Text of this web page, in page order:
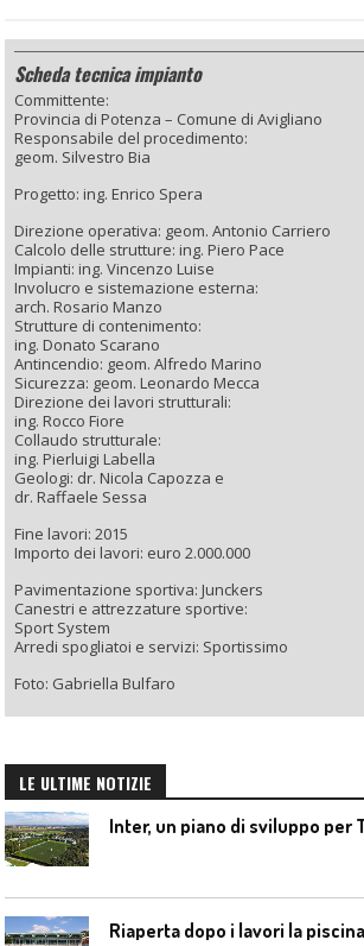
Scheda tecnica impianto
Committente:
Provincia di Potenza – Comune di Avigliano
Responsabile del procedimento:
geom. Silvestro Bia
Progetto: ing. Enrico Spera
Direzione operativa: geom. Antonio Carriero
Calcolo delle strutture: ing. Piero Pace
Impianti: ing. Vincenzo Luise
Involucro e sistemazione esterna:
arch. Rosario Manzo
Strutture di contenimento:
ing. Donato Scarano
Antincendio: geom. Alfredo Marino
Sicurezza: geom. Leonardo Mecca
Direzione dei lavori strutturali:
ing. Rocco Fiore
Collaudo strutturale:
ing. Pierluigi Labella
Geologi: dr. Nicola Capozza e
dr. Raffaele Sessa
Fine lavori: 2015
Importo dei lavori: euro 2.000.000
Pavimentazione sportiva: Junckers
Canestri e attrezzature sportive:
Sport System
Arredi spogliatoi e servizi: Sportissimo
Foto: Gabriella Bulfaro
LE ULTIME NOTIZIE
Riaperta dopo i lavori la